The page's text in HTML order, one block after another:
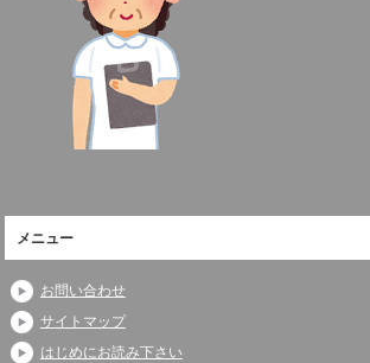
メニュー
お問い合わせ
サイトマップ
はじめにお読み下さい